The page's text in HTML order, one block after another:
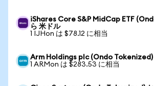
iShares Core S&P MidCap ETF
ら 米ドル
1 IJHon は $78.12 に相当
Arm Holdings plc (Ondo Tokenized)
1 ARMon は $283.53 に相当